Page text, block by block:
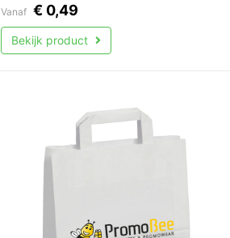
Vanaf € 0,49
Bekijk product